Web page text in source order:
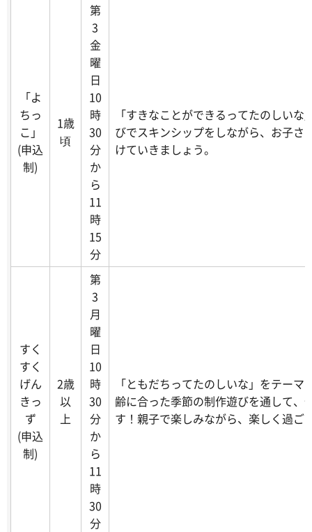
「よ
ちっ
こ」
(申込
制)
1歳
頃
第
3
金
曜
日
10
時
30
分
か
ら
11
時
15
分
「すきなことができるってたのしい
びでスキンシップをしながら、お子さ
けていきましょう。
すく
すく
げん
きっ
ず
(申込
制)
2歳
以
上
第
3
月
曜
日
10
時
30
分
か
ら
11
時
30
分
「ともだちってたのしいな」をテー
齢に合った季節の制作遊びを通して、
す！親子で楽しみながら、楽しく過ご